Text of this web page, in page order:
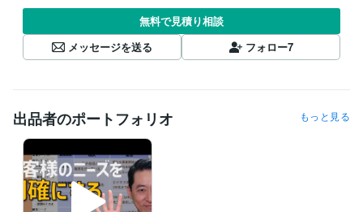
無料で見積り相談
メッセージを送る
フォロー7
出品者のポートフォリオ もっと見る